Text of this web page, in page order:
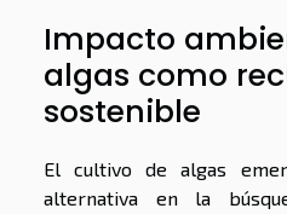
Impacto
algas como
sostenible
El cultivo de algas
alternativa en la